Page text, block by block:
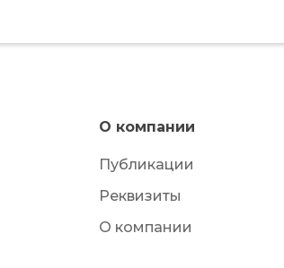
О компании
Публикации
Реквизиты
О компании